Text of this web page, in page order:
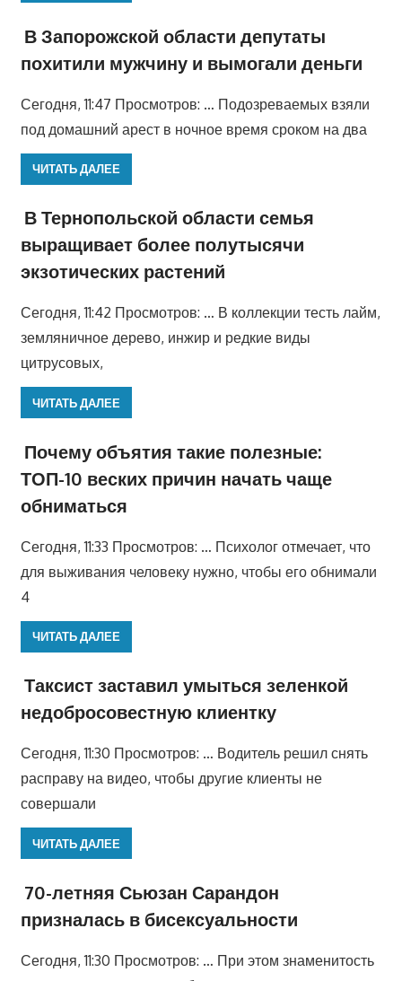
В Запорожской области депутаты
похитили мужчину и вымогали деньги
Сегодня, 11:47 Просмотров: … Подозреваемых взяли
под домашний арест в ночное время сроком на два
ЧИТАТЬ ДАЛЕЕ
В Тернопольской области семья
выращивает более полутысячи
экзотических растений
Сегодня, 11:42 Просмотров: … В коллекции тесть лайм,
земляничное дерево, инжир и редкие виды
цитрусовых,
ЧИТАТЬ ДАЛЕЕ
Почему объятия такие полезные:
ТОП-10 веских причин начать чаще
обниматься
Сегодня, 11:33 Просмотров: … Психолог отмечает, что
для выживания человеку нужно, чтобы его обнимали
4
ЧИТАТЬ ДАЛЕЕ
Таксист заставил умыться зеленкой
недобросовестную клиентку
Сегодня, 11:30 Просмотров: … Водитель решил снять
расправу на видео, чтобы другие клиенты не
совершали
ЧИТАТЬ ДАЛЕЕ
70-летняя Сьюзан Сарандон
призналась в бисексуальности
Сегодня, 11:30 Просмотров: … При этом знаменитость